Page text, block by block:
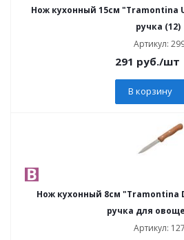
Нож кухонный 15см "Tramontina
ручка (12)
Артикул:
291 руб./шт
В корзину
Нож кухонный 8см "Tramontina
ручка для
Артикул: